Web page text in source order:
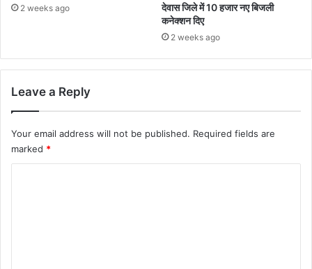
2 weeks ago
देवास जिले में 10 हजार नए बिजली
कनेक्शन दिए
2 weeks ago
Leave a Reply
Your email address will not be published. Required fields are
marked *